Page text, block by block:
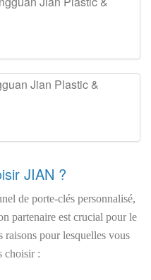
JIAN ?
de porte-clés personnalisé,
partenaire est crucial pour le
pour lesquelles vous
choisir :